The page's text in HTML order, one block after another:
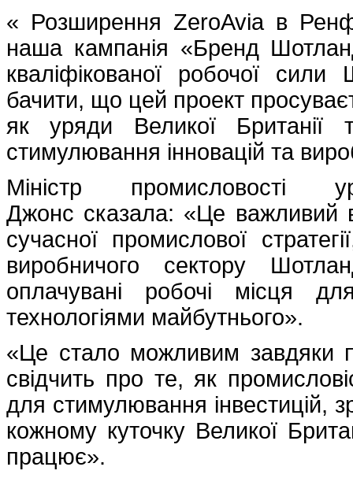
« Розширення ZeroAvia в
наша кампанія «Бренд
кваліфікованої робочої
бачити, що цей проект
як уряди Великої
стимулювання інновацій та
Міністр
Джонс сказала: «Це важливий
сучасної промислової
виробничого сектору
оплачувані робочі місця
технологіями майбутнього».
«Це стало можливим завдяки
свідчить про те, як
для стимулювання інвестицій,
кожному куточку Великої
працює».